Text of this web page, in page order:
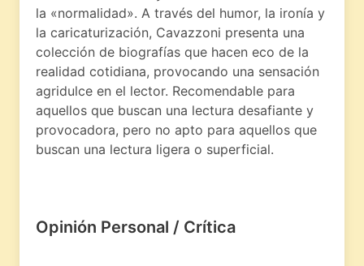
la «normalidad». A través del humor, la ironía y
la caricaturización, Cavazzoni presenta una
colección de biografías que hacen eco de la
realidad cotidiana, provocando una sensación
agridulce en el lector. Recomendable para
aquellos que buscan una lectura desafiante y
provocadora, pero no apto para aquellos que
buscan una lectura ligera o superficial.
Opinión Personal / Crítica